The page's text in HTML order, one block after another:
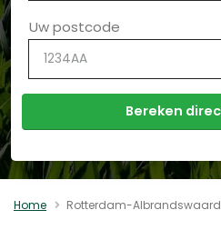
Uw postcode
Home Rotterdam-Albrandswaard